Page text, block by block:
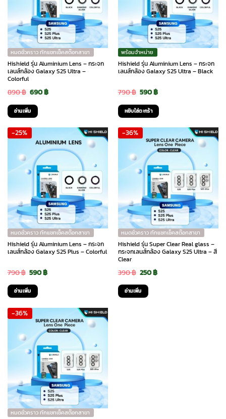
หมดชั่วคราว ทักแชทเช็คสต๊อกสาขา
Hishield รุ่น Aluminium Lens – กระจก
เลนส์กล้อง Galaxy S25 Ultra –
Colorful
890฿ Original
price
was:
890 ฿.
690฿Current
อ่านเพิ่ม
พร้อมจำหน่าย
Hishield รุ่น Aluminium Lens – กระจก
เลนส์กล้อง Galaxy S25 Ultra – Black
790฿ Original
price
was:
790 ฿.
590฿Current
price
is:
หยิบใส่ตะกร้า
-25%
หมดชั่วคราว ทักแชทเช็คสต๊อกสาขา
Hishield รุ่น Aluminium Lens – กระจก
เลนส์กล้อง Galaxy S25 Plus – Colorful
790฿ Original
price
was:
790 ฿.
590฿Current
อ่านเพิ่ม
-36%
หมดชั่วคราว ทักแชทเช็คสต๊อกสาขา
Hishield รุ่น Super Clear Real glass –
กระจกเลนส์กล้อง Galaxy S25 Ultra – สี
Clear
390฿ Original
price
was:
250฿Current
อ่านเพิ่ม
-36%
หมดชั่วคราว ทักแชทเช็คสต๊อกสาขา